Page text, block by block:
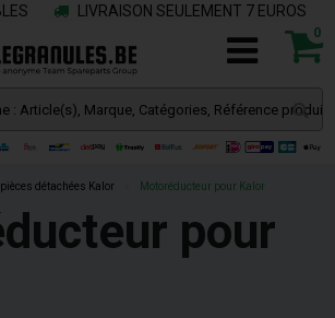
LIVRAISON SEULEMENT 7 EUROS
0
pièces détachées Kalor Motoréducteur pour Kalor
pour